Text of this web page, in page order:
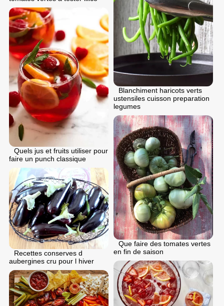
Blanchiment haricots verts
ustensiles cuisson preparation
legumes
Quels jus et fruits utiliser pour
faire un punch classique
Que faire des tomates vertes
en fin de saison
Recettes conserves d
aubergines cru pour l hiver